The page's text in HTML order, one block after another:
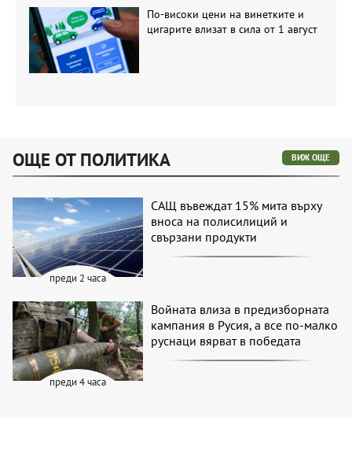
По-високи цени на винетките и
цигарите влизат в сила от 1 август
ОЩЕ ОТ ПОЛИТИКА ВИЖ ОЩЕ
преди 2 часа
САЩ въвеждат 15% мита върху
вноса на полисилиций и
свързани продукти
преди 4 часа
Войната влиза в предизборната
кампания в Русия, а все по-малко
руснаци вярват в победата